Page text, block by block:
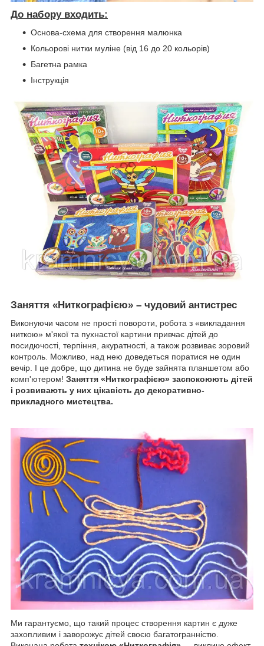
До набору входить:
Основа-схема для створення малюнка
Кольорові нитки муліне (від 16 до 20 кольорів)
Багетна рамка
Інструкція
Заняття «Ниткографією» – чудовий антистрес
Виконуючи часом не прості повороти, робота з «викладання
ниткою» м'якої та пухнастої картини привчає дітей до
посидючості, терпіння, акуратності, а також розвиває зоровий
контроль. Можливо, над нею доведеться поратися не один
вечір. І це добре, що дитина не буде зайнята планшетом або
комп'ютером! Заняття «Ниткографією» заспокоюють дітей
і розвивають у них цікавість до декоративно-
прикладного мистецтва.
Ми гарантуємо, що такий процес створення картин є дуже
захопливим і заворожує дітей своєю багатогранністю.